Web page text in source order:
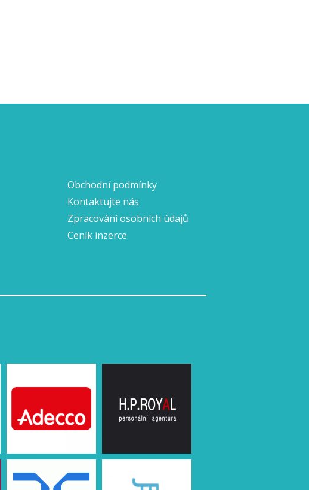
Obchodní podmínky
Kontaktujte nás
Zpracování osobních údajů
Ceník inzerce